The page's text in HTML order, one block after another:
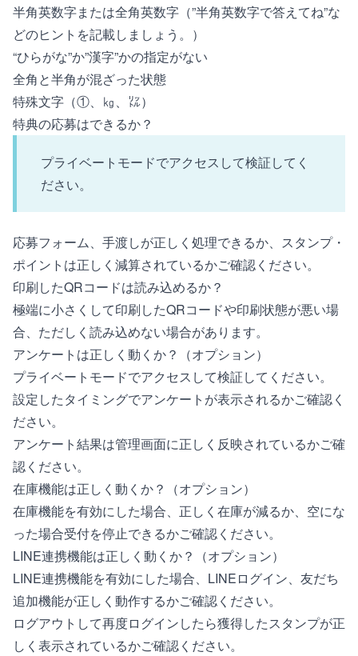
半角英数字または全角英数字（”半角英数字で答えてね”な
どのヒントを記載しましょう。）
“ひらがな”か”漢字”かの指定がない
全角と半角が混ざった状態
特殊文字（①、㎏、㍑）
特典の応募はできるか？
プライベートモードでアクセスして検証してく
ださい。
応募フォーム、手渡しが正しく処理できるか、スタンプ・
ポイントは正しく減算されているかご確認ください。
印刷したQRコードは読み込めるか？
極端に小さくして印刷したQRコードや印刷状態が悪い場
合、ただしく読み込めない場合があります。
アンケートは正しく動くか？（オプション）
プライベートモードでアクセスして検証してください。
設定したタイミングでアンケートが表示されるかご確認く
ださい。
アンケート結果は管理画面に正しく反映されているかご確
認ください。
在庫機能は正しく動くか？（オプション）
在庫機能を有効にした場合、正しく在庫が減るか、空にな
った場合受付を停止できるかご確認ください。
LINE連携機能は正しく動くか？（オプション）
LINE連携機能を有効にした場合、LINEログイン、友だち
追加機能が正しく動作するかご確認ください。
ログアウトして再度ログインしたら獲得したスタンプが正
しく表示されているかご確認ください。